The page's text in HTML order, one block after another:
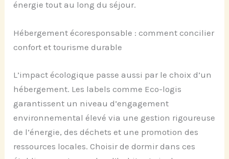
énergie tout au long du séjour.
Hébergement écoresponsable : comment concilier
confort et tourisme durable
L’impact écologique passe aussi par le choix d’un
hébergement. Les labels comme Eco-logis
garantissent un niveau d’engagement
environnemental élevé via une gestion rigoureuse
de l’énergie, des déchets et une promotion des
ressources locales. Choisir de dormir dans ces